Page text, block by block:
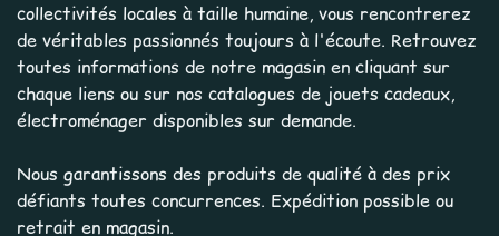
collectivités locales à taille humaine, vous rencontrerez
de véritables passionnés toujours à l'écoute. Retrouvez
toutes informations de notre magasin en cliquant sur
chaque liens ou sur nos catalogues de jouets cadeaux,
électroménager disponibles sur demande.
Nous garantissons des produits de qualité à des prix
défiants toutes concurrences. Expédition possible ou
retrait en magasin.